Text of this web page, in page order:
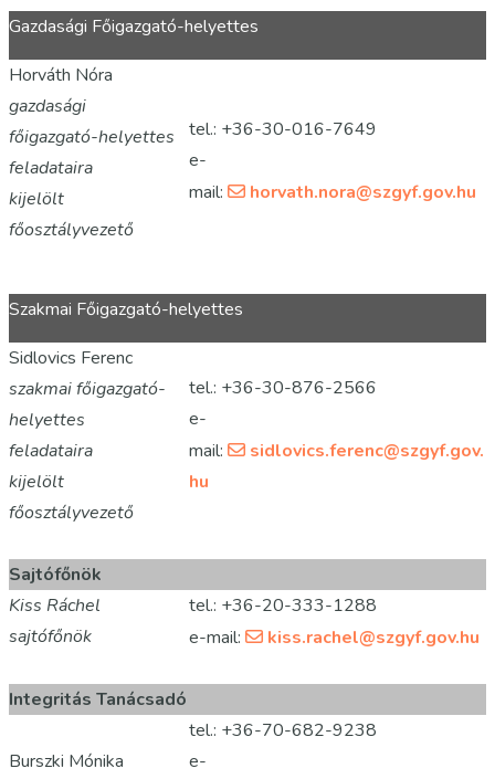
Gazdasági Főigazgató-helyettes
Horváth Nóra
gazdasági
főigazgató-helyettes
feladataira
kijelölt
főosztályvezető
tel.: +36-30-016-7649
e-
mail:
horvath.nora@szgyf.gov.hu
Szakmai Főigazgató-helyettes
Sidlovics Ferenc
szakmai főigazgató-
helyettes
feladataira
kijelölt
főosztályvezető
tel.: +36-30-876-2566
e-
mail:
sidlovics.ferenc@szgyf.gov.
hu
Sajtófőnök
Kiss Ráchel
sajtófőnök
tel.: +36-20-333-1288
e-mail:
kiss.rachel@szgyf.gov.hu
Integritás Tanácsadó
Burszki Mónika
tel.: +36-70-682-9238
e-